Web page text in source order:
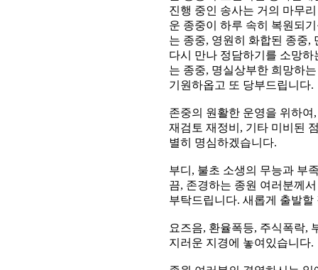
진행 중인 송사는 거의 마무
운 종중이 하루 속히 복원되
는 종중, 영원히 화합된 종중
다시 만나 정담하기를 소망
는 종중, 명실상부한 희망하
기원하옵고 또 당부드립니다.
존중의 원활한 운영을 위하
재검토 재정비, 기타 미비된
별히 명심하겠습니다.
부디, 불초 소생의 무능과 부
끔, 존경하는 종원 여러분께
부탁드립니다. 새롭게 출발
요즈음, 환율폭등, 주식폭락,
지러운 지경에 놓여있습니다.